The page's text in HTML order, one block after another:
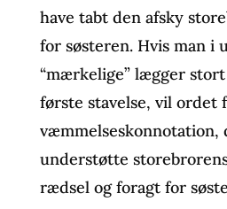
have tabt den afsky
for søsteren. Hvis man i
“mærkelige” lægger
første stavelse, vil ordet
væmmelseskonnotation,
understøtte
rædsel og foragt for